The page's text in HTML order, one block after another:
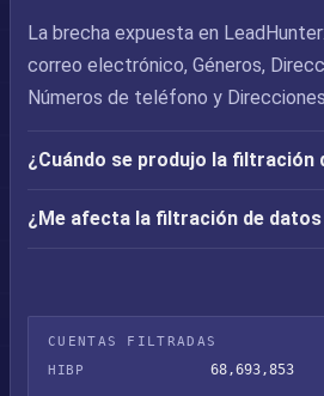
La brecha expuesta en
correo electrónico, Géneros,
Números de teléfono y
¿Cuándo se produjo la filtración
¿Me afecta la filtración de datos
CUENTAS FILTRADAS
HIBP
68,693,853